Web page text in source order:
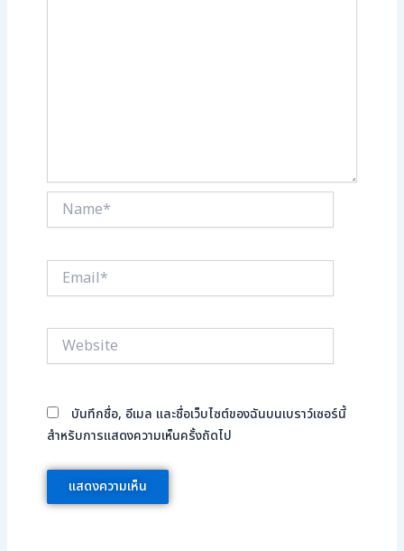
Name*
Email*
Website
บันทึกชื่อ, อีเมล และชื่อเว็บไซต์ของฉันบนเบราว์เซอร์นี้
สำหรับการแสดงความเห็นครั้งถัดไป